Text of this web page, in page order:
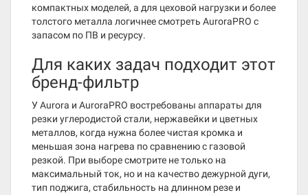
компактных моделей, а для цеховой нагрузки и более
толстого металла логичнее смотреть AuroraPRO с
запасом по ПВ и ресурсу.
Для каких задач подходит этот
бренд-фильтр
У Aurora и AuroraPRO востребованы аппараты для
резки углеродистой стали, нержавейки и цветных
металлов, когда нужна более чистая кромка и
меньшая зона нагрева по сравнению с газовой
резкой. При выборе смотрите не только на
максимальный ток, но и на качество дежурной дуги,
тип поджига, стабильность на длинном резе и